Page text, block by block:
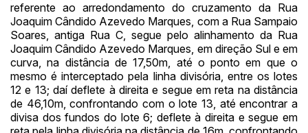
referente ao arredondamento do cruzamento da Rua
Joaquim Cândido Azevedo Marques, com a Rua Sampaio
Soares, antiga Rua C, segue pelo alinhamento da Rua
Joaquim Cândido Azevedo Marques, em direção Sul e em
curva, na distância de 17,50m, até o ponto em que o
mesmo é interceptado pela linha divisória, entre os lotes
12 e 13; daí deflete à direita e segue em reta na distância
de 46,10m, confrontando com o lote 13, até encontrar a
divisa dos fundos do lote 6; deflete à direita e segue em
Envie sua Proposta
(Art. 895, CPC)
Histórico de Propostas
Data Usuário Valor
14/04/2025 18:43:11 TIAGOFELIPE
Clique aqui para fazer login
Habilite-se para efetuar lances ou
propostas